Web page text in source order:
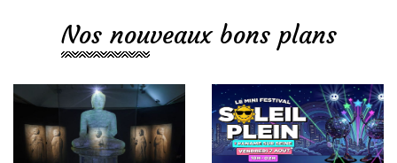
Nos nouveaux bons plans